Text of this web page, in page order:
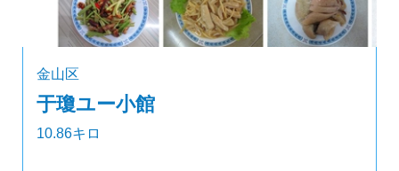
金山区
于瓊ユー小館
10.86キロ